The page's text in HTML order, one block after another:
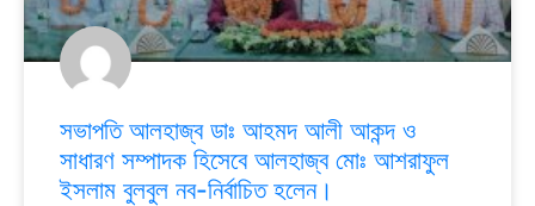
সভাপতি আলহাজ্ব ডাঃ আহমদ আলী আকন্দ ও
সাধারণ সম্পাদক হিসেবে আলহাজ্ব মোঃ আশরাফুল
ইসলাম বুলবুল নব-নির্বাচিত হলেন।